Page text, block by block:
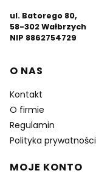
ul. Batorego 80,
58-302 Wałbrzych
NIP 8862754729
Linki w stopce
O NAS
Kontakt
O firmie
Regulamin
Polityka prywatności
MOJE KONTO